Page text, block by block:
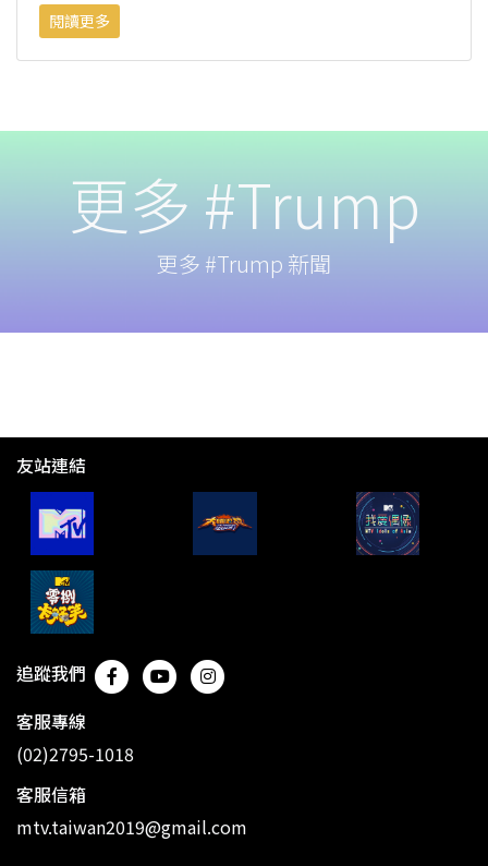
閱讀更多
更多 #Trump
更多 #Trump 新聞
友站連結
追蹤我們
客服專線
(02)2795-1018
客服信箱
mtv.taiwan2019@gmail.com